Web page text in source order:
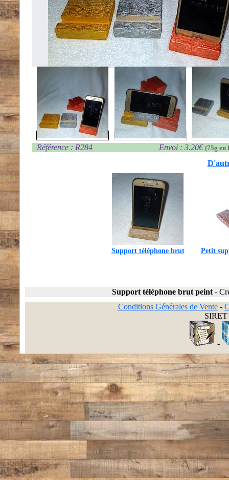
Référence : R284 Envoi : 3.20€ (75g en
Support téléphone brut Petit
Support téléphone brut peint-
Conditions Générales de Vente-
SIRET
-